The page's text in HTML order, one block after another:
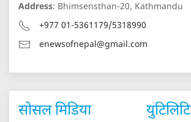
Address: Bhimsensthan-20, Kathmandu
+977 01-5361179/5318990
enewsofnepal@gmail.com
सोसल मिडिया युटिलिटि